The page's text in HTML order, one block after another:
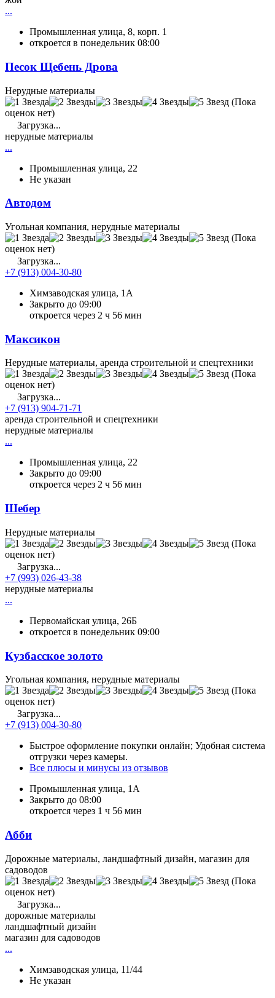
...
Промышленная улица, 8, корп. 1
откроется в понедельник 08:00
Песок Щебень Дрова
Нерудные материалы
(Пока
оценок нет)
Загрузка...
нерудные материалы
...
Промышленная улица, 22
Не указан
Автодом
Угольная компания, нерудные материалы
(Пока
оценок нет)
Загрузка...
+7 (913) 004-30-80
Химзаводская улица, 1А
Закрыто до 09:00
откроется через 2 ч 56 мин
Максикон
Нерудные материалы, аренда строительной и спецтехники
(Пока
оценок нет)
Загрузка...
+7 (913) 904-71-71
аренда строительной и спецтехники
нерудные материалы
...
Промышленная улица, 22
Закрыто до 09:00
откроется через 2 ч 56 мин
Шебер
Нерудные материалы
(Пока
оценок нет)
Загрузка...
+7 (993) 026-43-38
нерудные материалы
...
Первомайская улица, 26Б
откроется в понедельник 09:00
Кузбасское золото
Угольная компания, нерудные материалы
(Пока
оценок нет)
Загрузка...
+7 (913) 004-30-80
Быстрое оформление покупки онлайн; Удобная система
отгрузки через камеры.
Все плюсы и минусы из отзывов
Промышленная улица, 1А
Закрыто до 08:00
откроется через 1 ч 56 мин
Абби
Дорожные материалы, ландшафтный дизайн, магазин для
садоводов
(Пока
оценок нет)
Загрузка...
дорожные материалы
ландшафтный дизайн
магазин для садоводов
...
Химзаводская улица, 11/44
Не указан